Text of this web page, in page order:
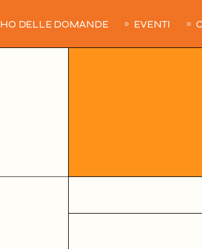
HO DELLE DOMANDE EVENTI